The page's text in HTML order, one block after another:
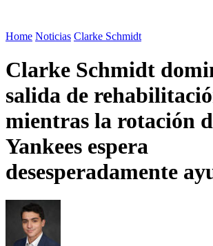
Home Noticias Clarke Schmidt
Clarke Schmidt
salida de
mientras la rotación
Yankees espera
desesperadamente